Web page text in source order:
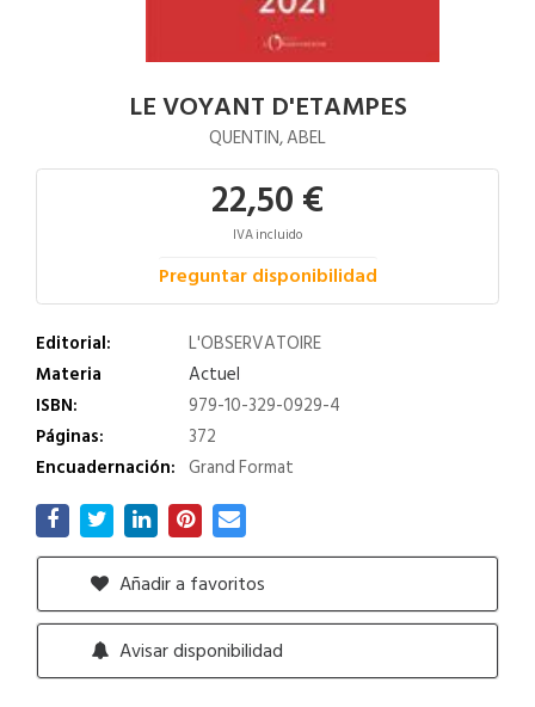
LE VOYANT D'ETAMPES
QUENTIN, ABEL
22,50 €
IVA incluido
Preguntar disponibilidad
Editorial:
L'OBSERVATOIRE
Materia
Actuel
ISBN:
979-10-329-0929-4
Páginas:
372
Encuadernación: Grand Format
Añadir a favoritos
Avisar disponibilidad